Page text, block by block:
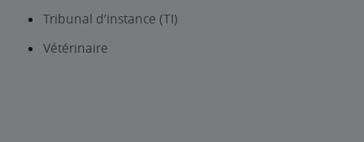
Tribunal d’instance (TI)
Vétérinaire